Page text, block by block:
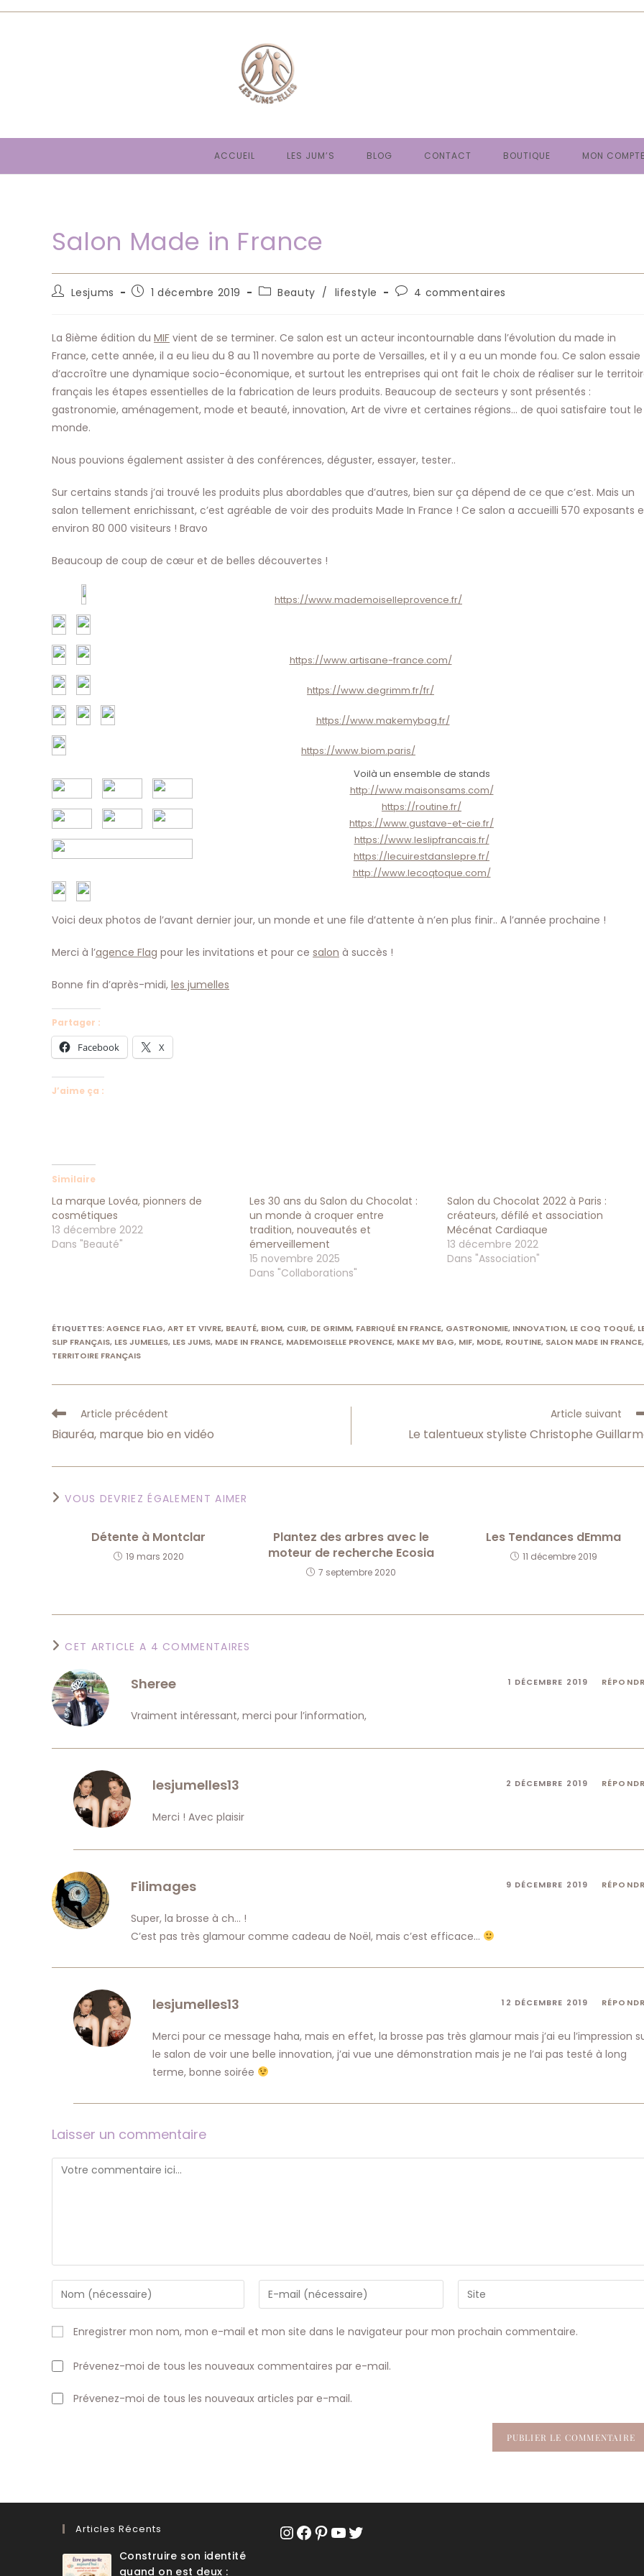
Skip
ACCUEIL LES JUM’S BLOG CONTACT BOUTIQUE MON
Salon Made in France
Auteur/autrice
publication :
Lesjums
Publication
1 décembre 2019
PostBeauty / lifestyle
Commentaires
publication :
4 commentaires
La 8ième édition du MIF vient de se terminer. Ce salon est un acteur incontournable dans l’évolution du made in
France, cette année, il a eu lieu du 8 au 11 novembre au porte de Versailles, et il y a eu un monde fou. Ce salon essaie
d’accroître une dynamique socio-économique, et surtout les entreprises qui ont fait le choix de réaliser sur le
français les étapes essentielles de la fabrication de leurs produits. Beaucoup de secteurs y sont présentés :
gastronomie, aménagement, mode et beauté, innovation, Art de vivre et certaines régions… de quoi satisfaire tout le
monde.
Nous pouvions également assister à des conférences, déguster, essayer, tester..
Sur certains stands j’ai trouvé les produits plus abordables que d’autres, bien sur ça dépend de ce que c’est. Mais un
salon tellement enrichissant, c’est agréable de voir des produits Made In France ! Ce salon a accueilli 570 exposants
environ 80 000 visiteurs ! Bravo
Beaucoup de coup de cœur et de belles découvertes !
https://www.mademoiselleprovence.fr/
https://www.artisane-france.com/
https://www.degrimm.fr/fr/
https://www.makemybag.fr/
https://www.biom.paris/
Voilà un ensemble de stands
http://www.maisonsams.com/
https://routine.fr/
https://www.gustave-et-cie.fr/
https://www.leslipfrancais.fr/
https://lecuirestdanslepre.fr/
http://www.lecoqtoque.com/
Voici deux photos de l’avant dernier jour, un monde et une file d’attente à n’en plus finir.. A l’année prochaine !
Merci à l’agence Flag pour les invitations et pour ce salon à succès !
Bonne fin d’après-midi, les jumelles
Partager :
Facebook X
J’aime ça :
Similaire
La marque Lovéa, pionners de
cosmétiques
13 décembre 2022
Dans "Beauté"
Les 30 ans du Salon du Chocolat :
un monde à croquer entre
tradition, nouveautés et
émerveillement
15 novembre 2025
Dans "Collaborations"
Salon du Chocolat 2022 à Paris :
créateurs, défilé et association
Mécénat Cardiaque
13 décembre 2022
Dans "Association"
ÉTIQUETTES:AGENCE FLAG,ART ET VIVRE, BEAUTÉ, BIOM, CUIR, DE GRIMM, FABRIQUÉ EN FRANCE, GASTRONOMIE, INNOVATION, LE COQ TOQUÉ,
SLIP FRANÇAIS, LES JUMELLES, LES JUMS, MADE IN FRANCE, MADEMOISELLE PROVENCE, MAKE MY BAG, MIF, MODE, ROUTINE, SALON MADE IN FRANCE,
TERRITOIRE FRANÇAIS
Read
more
articles
Article précédent
Biauréa, marque bio en vidéo
Article suivant
Le talentueux styliste Christophe
VOUS DEVRIEZ ÉGALEMENT AIMER
Détente à Montclar
19 mars 2020
Plantez des arbres avec le
moteur de recherche Ecosia
7 septembre 2020
Les Tendances dEmma
11 décembre 2019
CET ARTICLE A 4 COMMENTAIRES
Sheree 1 DÉCEMBRE 2019
Vraiment intéressant, merci pour l’information,
lesjumelles13 2 DÉCEMBRE 2019
Merci ! Avec plaisir
Filimages 9 DÉCEMBRE 2019
Super, la brosse à ch… !
C’est pas très glamour comme cadeau de Noël, mais c’est efficace…
lesjumelles13 12 DÉCEMBRE 2019
Merci pour ce message haha, mais en effet, la brosse pas très glamour mais j’ai eu l’impression
le salon de voir une belle innovation, j’ai vue une démonstration mais je ne l’ai pas testé à long
terme, bonne soirée
Laisser un commentaire
Comment
Enter
your
name
or
username
comment
Enter
your
Saisir
l’URL
votre
Enregistrer mon nom, mon e-mail et mon site dans le navigateur pour mon prochain commentaire.
Prévenez-moi de tous les nouveaux commentaires par e-mail.
Prévenez-moi de tous les nouveaux articles par e-mail.
Articles Récents
Construire son identité
quand on est deux :
Instagram
Facebook
Pinterest
YouTube
Twitter